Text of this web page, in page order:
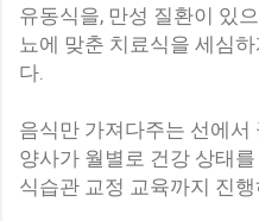
유동식을, 만성 질환이 있
뇨에 맞춘 치료식을 세심
다.
음식만 가져다주는 선에서
양사가 월별로 건강 상태
식습관 교정 교육까지 진행